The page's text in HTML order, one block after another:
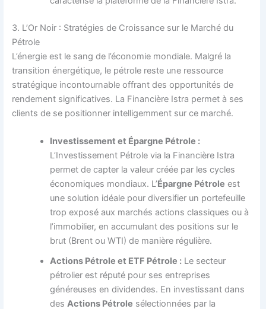
3. L’Or Noir : Stratégies de Croissance sur le Marché du
Pétrole
L’énergie est le sang de l’économie mondiale. Malgré la
transition énergétique, le pétrole reste une ressource
stratégique incontournable offrant des opportunités de
rendement significatives. La Financière Istra permet à ses
clients de se positionner intelligemment sur ce marché.
Investissement et Épargne Pétrole :
L’Investissement Pétrole via la Financière Istra
permet de capter la valeur créée par les cycles
économiques mondiaux. L’Épargne Pétrole est
une solution idéale pour diversifier un portefeuille
trop exposé aux marchés actions classiques ou à
l’immobilier, en accumulant des positions sur le
brut (Brent ou WTI) de manière régulière.
Actions Pétrole et ETF Pétrole : Le secteur
pétrolier est réputé pour ses entreprises
généreuses en dividendes. En investissant dans
desActions Pétrole sélectionnées par la